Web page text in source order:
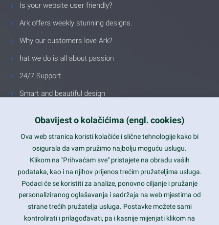
Is your website user friendly?
Ark offers weekly stunning designs.
Why our customers love Ark?
hat we do is all about passion
24/7 Support
Smart and beautiful design
Latest trends and much more...
Contact Info
1600 Amphitheatre Parkway, Mountain View, CA 94043
Obavijest o kolačićima (engl. cookies)
Ova web stranica koristi kolačiće i slične tehnologije kako bi
osigurala da vam pružimo najbolju moguću uslugu.
Klikom na "Prihvaćam sve" pristajete na obradu vaših
podataka, kao i na njihov prijenos trećim pružateljima usluga.
Podaci će se koristiti za analize, ponovno ciljanje i pružanje
personaliziranog oglašavanja i sadržaja na web mjestima od
strane trećih pružatelja usluga. Postavke možete sami
kontrolirati i prilagođavati, pa i kasnije mijenjati klikom na